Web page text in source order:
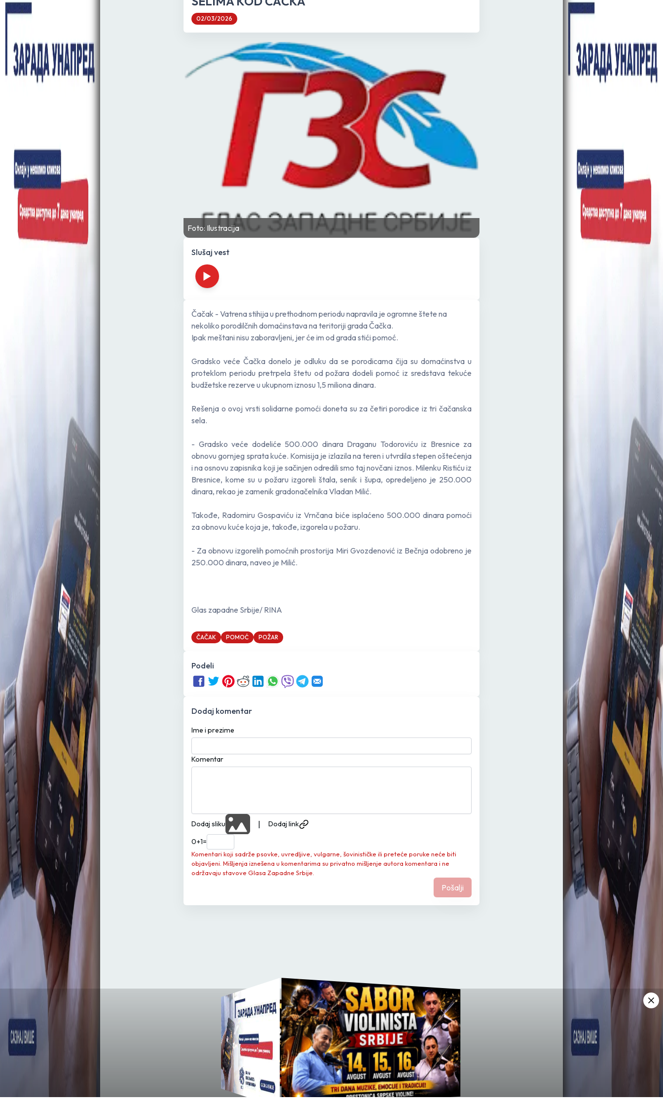
02/03/2026
Foto: Ilustracija
Slušaj vest
Čačak - Vatrena stihija u prethodnom periodu napravila je ogromne štete na
nekoliko porodilčnih domaćinstava na teritoriji grada Čačka.
Ipak meštani nisu zaboravljeni, jer će im od grada stići pomoć.
Gradsko veće Čačka donelo je odluku da se porodicama čija su domaćinstva u
proteklom periodu pretrpela štetu od požara dodeli pomoć iz sredstava tekuće
budžetske rezerve u ukupnom iznosu 1,5 miliona dinara.
Rešenja o ovoj vrsti solidarne pomoći doneta su za četiri porodice iz tri čačanska
sela.
- Gradsko veće dodeliće 500.000 dinara Draganu Todoroviću iz Bresnice za
obnovu gornjeg sprata kuće. Komisija je izlazila na teren i utvrdila stepen oštećenja
i na osnovu zapisnika koji je sačinjen odredili smo taj novčani iznos. Milenku Ristiću iz
Bresnice, kome su u požaru izgoreli štala, senik i šupa, opredeljeno je 250.000
dinara, rekao je zamenik gradonačelnika Vladan Milić.
Takođe, Radomiru Gospaviću iz Vrnčana biće isplaćeno 500.000 dinara pomoći
za obnovu kuće koja je, takođe, izgorela u požaru.
- Za obnovu izgorelih pomoćnih prostorija Miri Gvozdenović iz Bečnja odobreno je
250.000 dinara, naveo je Milić.
Glas zapadne Srbije/ RINA
ČAČAK POMOĆ POŽAR
Podeli
Dodaj komentar
Ime i prezime
Komentar
Dodaj sliku | Dodaj link
0+1=
Komentari koji sadrže psovke, uvredljive, vulgarne, šovinističke ili preteće poruke neće biti
objavljeni. Mišljenja iznešena u komentarima su privatno mišljenje autora komentara i ne
održavaju stavove Glasa Zapadne Srbije.
Pošalji